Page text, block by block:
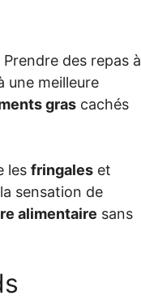
Prendre des repas à
une meilleure
gras cachés
les fringales et
sensation de
alimentaire sans